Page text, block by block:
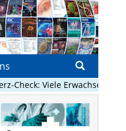
Viele Erwachsene mit